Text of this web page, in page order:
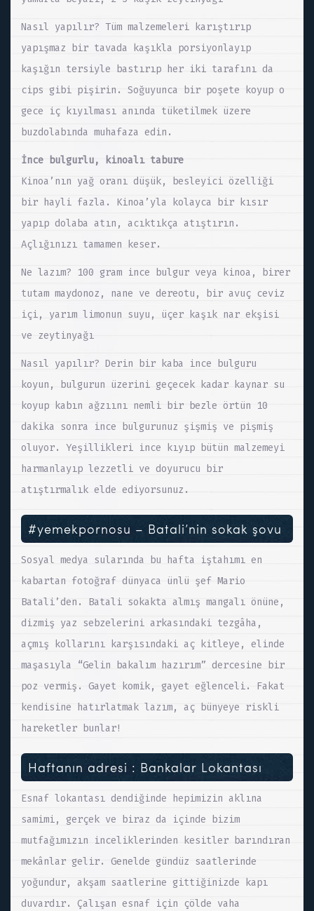
Nasıl yapılır? Tüm malzemeleri karıştırıp
yapışmaz bir tavada kaşıkla porsiyonlayıp
kaşığın tersiyle bastırıp her iki tarafını da
cips gibi pişirin. Soğuyunca bir poşete koyup o
gece iç kıyılması anında tüketilmek üzere
buzdolabında muhafaza edin.
İnce bulgurlu, kinoalı tabure
Kinoa’nın yağ oranı düşük, besleyici özelliği
bir hayli fazla. Kinoa’yla kolayca bir kısır
yapıp dolaba atın, acıktıkça atıştırın.
Açlığınızı tamamen keser.
Ne lazım? 100 gram ince bulgur veya kinoa, birer
tutam maydonoz, nane ve dereotu, bir avuç ceviz
içi, yarım limonun suyu, üçer kaşık nar ekşisi
ve zeytinyağı
Nasıl yapılır? Derin bir kaba ince bulguru
koyun, bulgurun üzerini geçecek kadar kaynar su
koyup kabın ağzıını nemli bir bezle örtün 10
dakika sonra ince bulgurunuz şişmiş ve pişmiş
oluyor. Yeşillikleri ince kıyıp bütün malzemeyi
harmanlayıp lezzetli ve doyurucu bir
atıştırmalık elde ediyorsunuz.
#yemekpornosu – Batali’nin sokak şovu
Sosyal medya sularında bu hafta iştahımı en
kabartan fotoğraf dünyaca ünlü şef Mario
Batali’den. Batali sokakta almış mangalı önüne,
dizmiş yaz sebzelerini arkasındaki tezgâha,
açmış kollarını karşısındaki aç kitleye, elinde
maşasıyla “Gelin bakalım hazırım” dercesine bir
poz vermiş. Gayet komik, gayet eğlenceli. Fakat
kendisine hatırlatmak lazım, aç bünyeye riskli
hareketler bunlar!
Haftanın adresi : Bankalar Lokantası
Esnaf lokantası dendiğinde hepimizin aklına
samimi, gerçek ve biraz da içinde bizim
mutfağımızın inceliklerinden kesitler barındıran
mekânlar gelir. Genelde gündüz saatlerinde
yoğundur, akşam saatlerine gittiğinizde kapı
duvardır. Çalışan esnaf için çölde vaha